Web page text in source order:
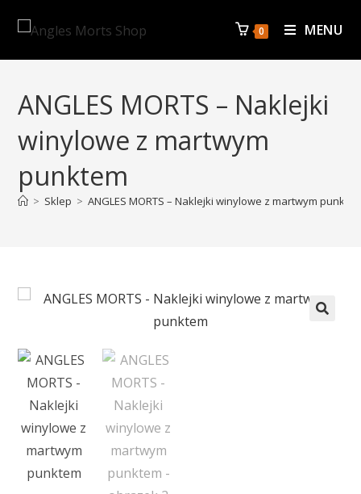
0 MENU
ANGLES MORTS – Naklejki
winylowe z martwym
punktem
> Sklep > ANGLES MORTS – Naklejki winylowe z martwym